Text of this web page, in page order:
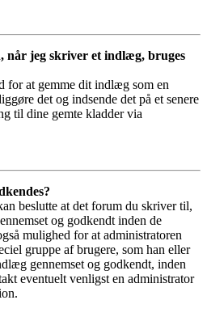
når jeg skriver et indlæg, bruges
for at gemme dit indlæg som en
det og indsende det på et senere
til dine gemte kladder via
beslutte at det forum du skriver til,
og godkendt inden de
mulighed for at administratoren
gruppe af brugere, som han eller
gennemset og godkendt, inden
eventuelt venligst en administrator